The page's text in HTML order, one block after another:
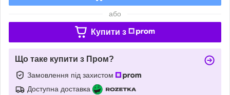
або
Купити з
Що таке купити з Пром?
Замовлення під захистом
Доступна доставка